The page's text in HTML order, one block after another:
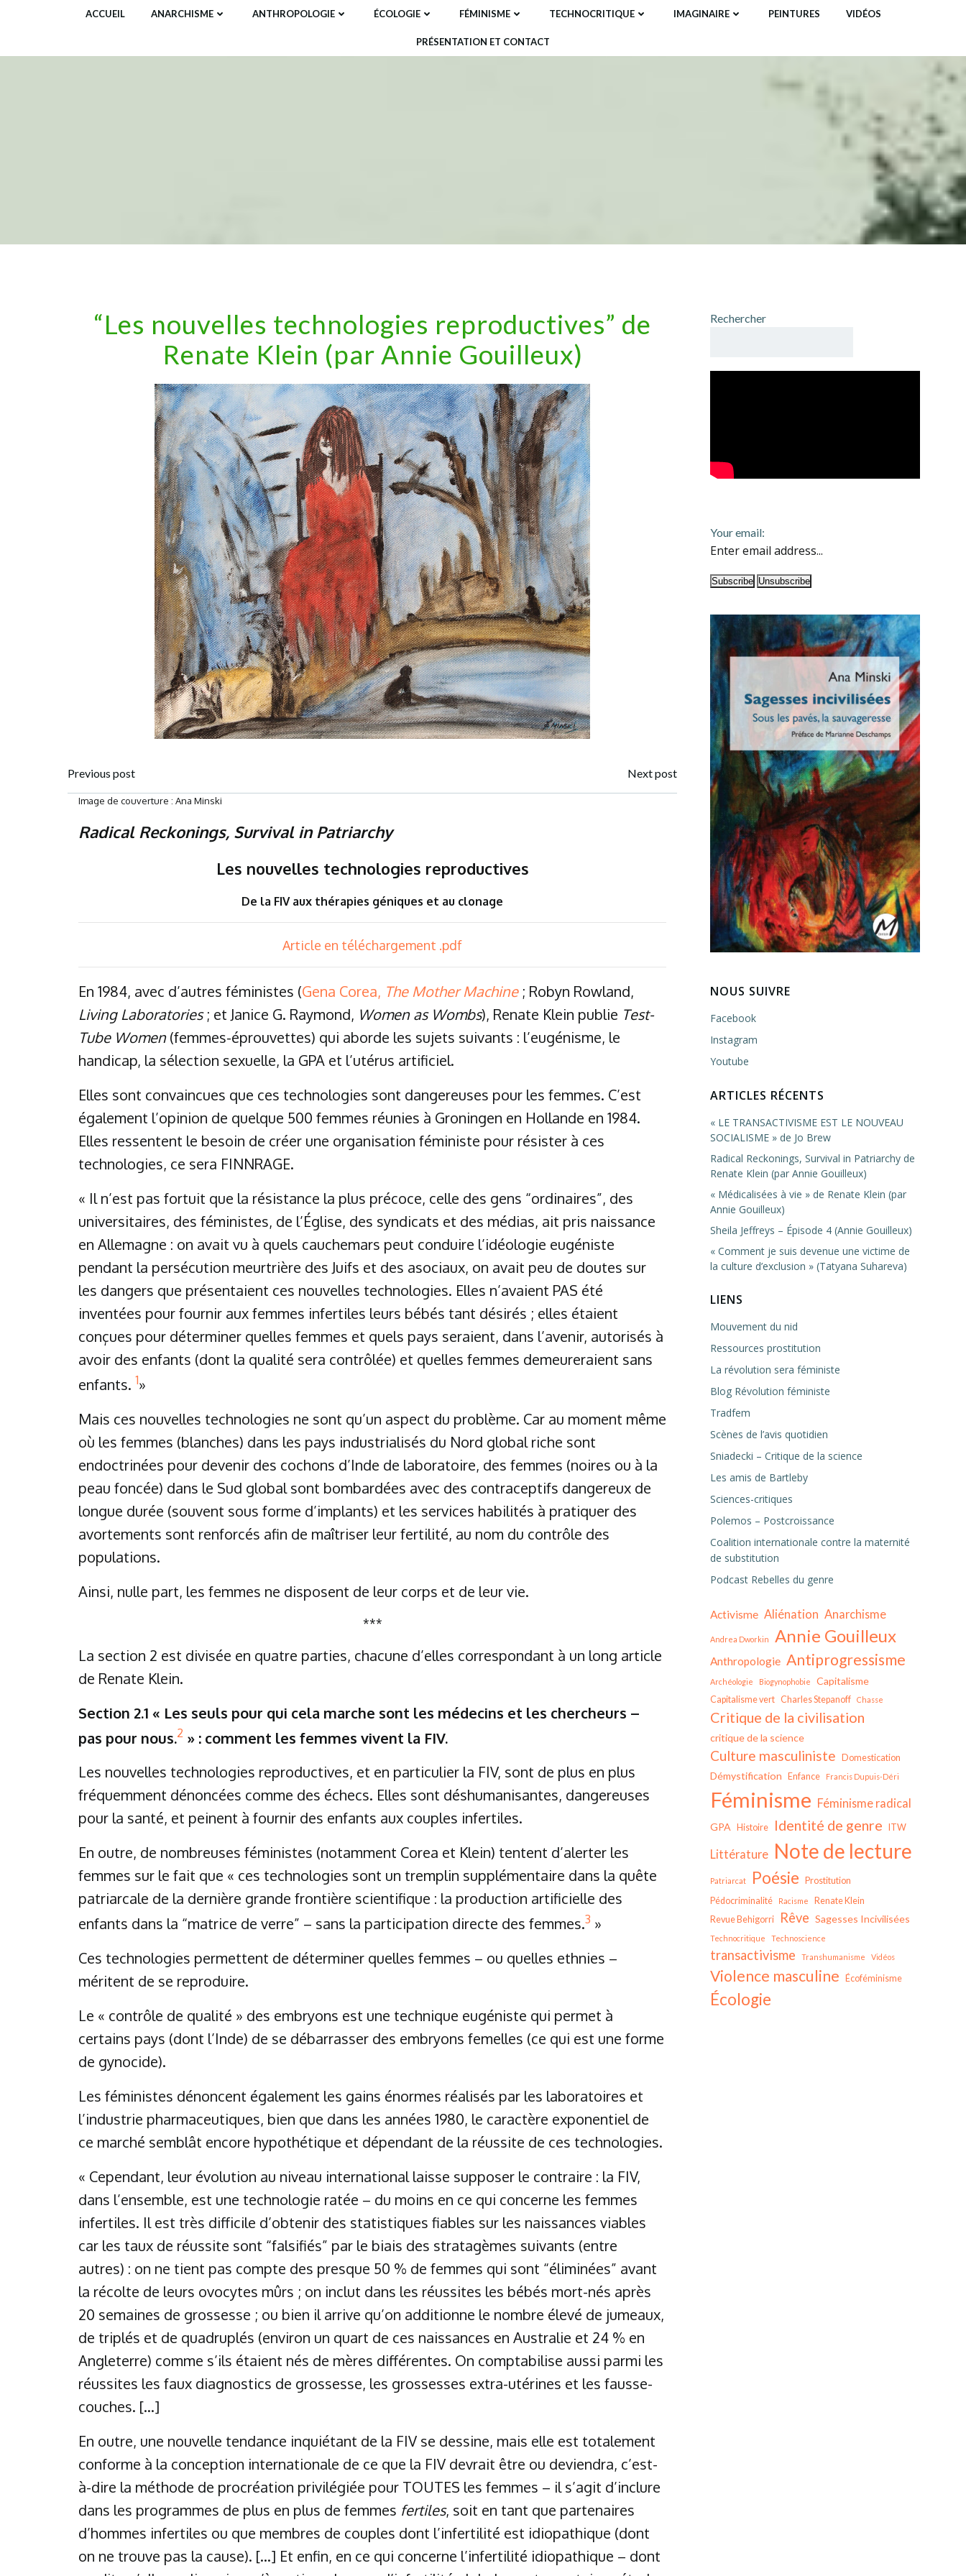
ACCUEIL ANARCHISME ANTHROPOLOGIE ÉCOLOGIE FÉMINISME TECHNOCRITIQUE IMAGINAIRE PEINTURES VIDÉOS
PRÉSENTATION ET CONTACT
“Les nouvelles technologies reproductives” de
Renate Klein (par Annie Gouilleux)
Post
navigation
Previous post Next post
Image de couverture : Ana Minski
Radical Reckonings, Survival in Patriarchy
Les nouvelles technologies reproductives
De la FIV aux thérapies géniques et au clonage
Article en téléchargement .pdf
En 1984, avec d’autres féministes (Gena Corea, The Mother Machine ; Robyn Rowland,
Living Laboratories; et Janice G. Raymond, Women as Wombs), Renate Klein publie Test-
Tube Women(femmes-éprouvettes) qui aborde les sujets suivants : l’eugénisme, le
handicap, la sélection sexuelle, la GPA et l’utérus artificiel.
Elles sont convaincues que ces technologies sont dangereuses pour les femmes. C’est
également l’opinion de quelque 500 femmes réunies à Groningen en Hollande en 1984.
Elles ressentent le besoin de créer une organisation féministe pour résister à ces
technologies, ce sera FINNRAGE.
« Il n’est pas fortuit que la résistance la plus précoce, celle des gens “ordinaires”, des
universitaires, des féministes, de l’Église, des syndicats et des médias, ait pris naissance
en Allemagne : on avait vu à quels cauchemars peut conduire l’idéologie eugéniste
pendant la persécution meurtrière des Juifs et des asociaux, on avait peu de doutes sur
les dangers que présentaient ces nouvelles technologies. Elles n’avaient PAS été
inventées pour fournir aux femmes infertiles leurs bébés tant désirés ; elles étaient
conçues pour déterminer quelles femmes et quels pays seraient, dans l’avenir, autorisés à
avoir des enfants (dont la qualité sera contrôlée) et quelles femmes demeureraient sans
enfants. 1»
Mais ces nouvelles technologies ne sont qu’un aspect du problème. Car au moment même
où les femmes (blanches) dans les pays industrialisés du Nord global riche sont
endoctrinées pour devenir des cochons d’Inde de laboratoire, des femmes (noires ou à la
peau foncée) dans le Sud global sont bombardées avec des contraceptifs dangereux de
longue durée (souvent sous forme d’implants) et les services habilités à pratiquer des
avortements sont renforcés afin de maîtriser leur fertilité, au nom du contrôle des
populations.
Ainsi, nulle part, les femmes ne disposent de leur corps et de leur vie.
***
La section 2 est divisée en quatre parties, chacune d’elles correspondant à un long article
de Renate Klein.
Section 2.1 « Les seuls pour qui cela marche sont les médecins et les chercheurs –
pas pour nous.2 » : comment les femmes vivent la FIV.
Les nouvelles technologies reproductives, et en particulier la FIV, sont de plus en plus
fréquemment dénoncées comme des échecs. Elles sont déshumanisantes, dangereuses
pour la santé, et peinent à fournir des enfants aux couples infertiles.
En outre, de nombreuses féministes (notamment Corea et Klein) tentent d’alerter les
femmes sur le fait que « ces technologies sont un tremplin supplémentaire dans la quête
patriarcale de la dernière grande frontière scientifique : la production artificielle des
enfants dans la “matrice de verre” – sans la participation directe des femmes.3 »
Ces technologies permettent de déterminer quelles femmes – ou quelles ethnies –
méritent de se reproduire.
Le « contrôle de qualité » des embryons est une technique eugéniste qui permet à
certains pays (dont l’Inde) de se débarrasser des embryons femelles (ce qui est une forme
de gynocide).
Les féministes dénoncent également les gains énormes réalisés par les laboratoires et
l’industrie pharmaceutiques, bien que dans les années 1980, le caractère exponentiel de
ce marché semblât encore hypothétique et dépendant de la réussite de ces technologies.
« Cependant, leur évolution au niveau international laisse supposer le contraire : la FIV,
dans l’ensemble, est une technologie ratée – du moins en ce qui concerne les femmes
infertiles. Il est très difficile d’obtenir des statistiques fiables sur les naissances viables
car les taux de réussite sont “falsifiés” par le biais des stratagèmes suivants (entre
autres) : on ne tient pas compte des presque 50 % de femmes qui sont “éliminées” avant
la récolte de leurs ovocytes mûrs ; on inclut dans les réussites les bébés mort-nés après
20 semaines de grossesse ; ou bien il arrive qu’on additionne le nombre élevé de jumeaux,
de triplés et de quadruplés (environ un quart de ces naissances en Australie et 24 % en
Angleterre) comme s’ils étaient nés de mères différentes. On comptabilise aussi parmi les
réussites les faux diagnostics de grossesse, les grossesses extra-utérines et les fausse-
couches. […]
En outre, une nouvelle tendance inquiétant de la FIV se dessine, mais elle est totalement
conforme à la conception internationale de ce que la FIV devrait être ou deviendra, c’est-
à-dire la méthode de procréation privilégiée pour TOUTES les femmes – il s’agit d’inclure
dans les programmes de plus en plus de femmes fertiles, soit en tant que partenaires
d’hommes infertiles ou que membres de couples dont l’infertilité est idiopathique (dont
on ne trouve pas la cause). […] Et enfin, en ce qui concerne l’infertilité idiopathique – dont
Rechercher
Your email:
NOUS SUIVRE
Facebook
Instagram
Youtube
ARTICLES RÉCENTS
« LE TRANSACTIVISME EST LE NOUVEAU
SOCIALISME » de Jo Brew
Radical Reckonings, Survival in Patriarchy de
Renate Klein (par Annie Gouilleux)
« Médicalisées à vie » de Renate Klein (par
Annie Gouilleux)
Sheila Jeffreys – Épisode 4 (Annie Gouilleux)
« Comment je suis devenue une victime de
la culture d’exclusion » (Tatyana Suhareva)
LIENS
Mouvement du nid
Ressources prostitution
La révolution sera féministe
Blog Révolution féministe
Tradfem
Scènes de l’avis quotidien
Sniadecki – Critique de la science
Les amis de Bartleby
Sciences-critiques
Polemos – Postcroissance
Coalition internationale contre la maternité
de substitution
Podcast Rebelles du genre
Activisme Aliénation Anarchisme
Andrea Dworkin Annie Gouilleux
Anthropologie Antiprogressisme
Archéologie Biogynophobie Capitalisme
Capitalisme vert Charles Stepanoff Chasse
Critique de la civilisation
critique de la science
Culture masculiniste Domestication
Démystification Enfance Francis Dupuis-Déri
Féminisme Féminisme radical
GPA Histoire Identité de genre ITW
Littérature Note de lecture
Patriarcat Poésie Prostitution
Pédocriminalité
Racisme
Renate Klein
Revue Behigorri
Rêve Sagesses Incivilisées
Technocritique Technoscience
transactivisme Transhumanisme Vidéos
Violence masculine Écoféminisme
Écologie